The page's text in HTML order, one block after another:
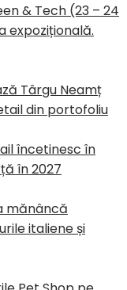
& Tech (23 – 24
expozițională.
Târgu Neamț
din portofoliu
încetinesc în
în 2027
mănâncă
italiene și